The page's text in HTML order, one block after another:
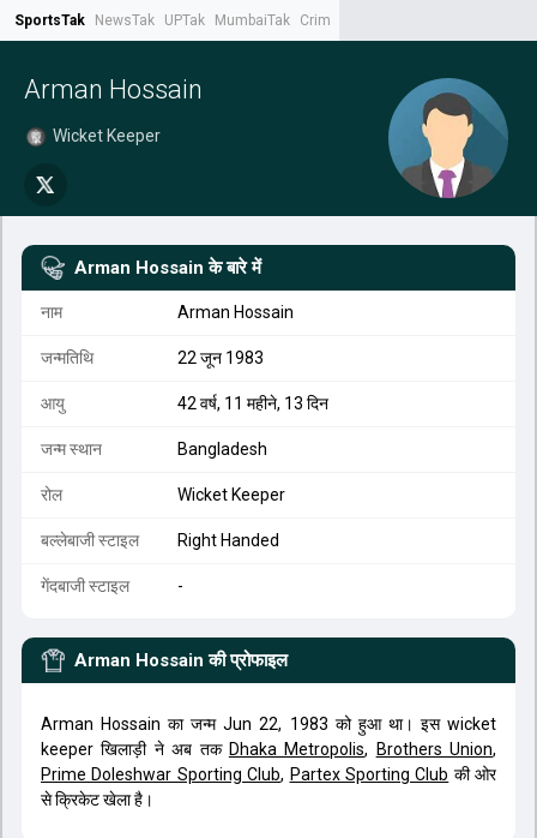
SportsTak NewsTak UPTak MumbaiTak CrimeTak
Arman Hossain
Wicket Keeper
Arman Hossain के बारे में
नाम Arman Hossain
जन्मतिथि 22 जून 1983
आयु 42 वर्ष, 11 महीने, 13 दिन
जन्म स्थान Bangladesh
रोल Wicket Keeper
बल्लेबाजी स्टाइल Right Handed
गेंदबाजी स्टाइल -
Arman Hossain की प्रोफाइल
Arman Hossain का जन्म Jun 22, 1983 को हुआ था। इस wicket
keeper खिलाड़ी ने अब तक Dhaka Metropolis, Brothers Union,
Prime Doleshwar Sporting Club, Partex Sporting Club की ओर
से क्रिकेट खेला है।